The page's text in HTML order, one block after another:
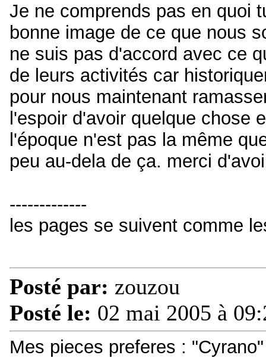
Je ne comprends pas en quoi
bonne image de ce que nous
ne suis pas d'accord avec ce
de leurs activités car
pour nous maintenant
l'espoir d'avoir quelque chose
l'époque n'est pas la même
peu au-dela de ça. merci
-------------
les pages se suivent comme
Posté par: zouzou
Posté le: 02 mai 2005 à
Mes pieces preferes :